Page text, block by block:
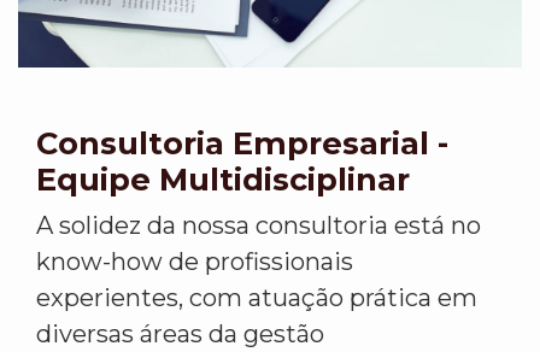
Consultoria Empresarial -
Equipe Multidisciplinar
A solidez da nossa consultoria está no
know-how de profissionais
experientes, com atuação prática em
diversas áreas da gestão